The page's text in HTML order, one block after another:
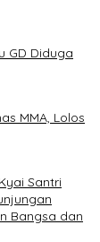
GD Diduga
MMA, Lolos
Santri
Bangsa dan